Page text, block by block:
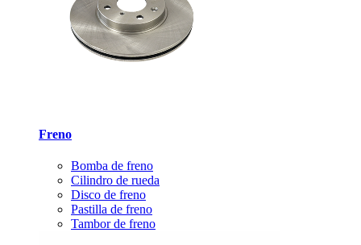
Freno
Bomba de freno
Cilindro de rueda
Disco de freno
Pastilla de freno
Tambor de freno